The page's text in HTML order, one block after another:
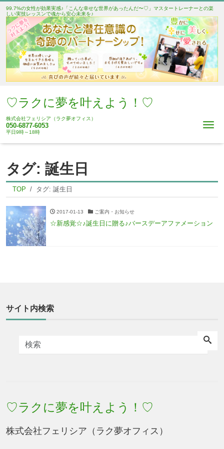
99.7%の女性が効果実感♪「こんな幸せな世界があったんだ〜♡」マスタートレーナーとの楽
しい実技レッスンで魂から安心未来を♪
♡ラクに夢を叶えよう！♡
株式会社フェリシア（ラク夢オフィス）
050-6877-6053
平日9時～18時
タグ: 誕生日
TOP タグ: 誕生日
2017-01-13 ご案内・お知らせ
☆新感覚☆♪誕生日に贈る♪バースデーアファメーション
サイト内検索
♡ラクに夢を叶えよう！♡
株式会社フェリシア（ラク夢オフィス）